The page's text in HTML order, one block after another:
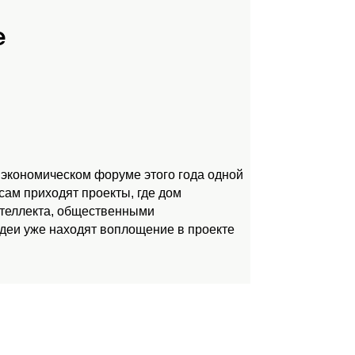
форуме этого года одной
приходят проекты, где дом
общественными
уже находят воплощение в проекте